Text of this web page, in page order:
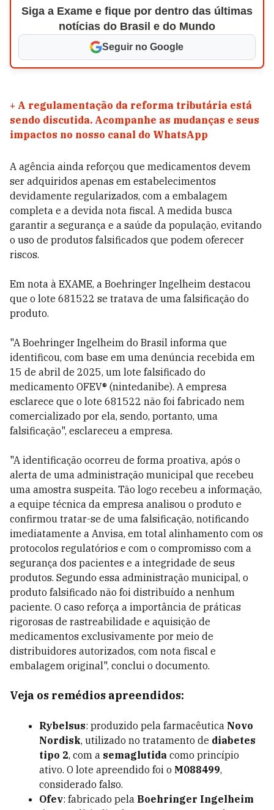
Siga a Exame e fique por dentro das últimas
notícias do Brasil e do Mundo
Seguir no Google
+ A regulamentação da reforma tributária está
sendo discutida. Acompanhe as mudanças e seus
impactos no nosso canal do WhatsApp
A agência ainda reforçou que medicamentos devem
ser adquiridos apenas em estabelecimentos
devidamente regularizados, com a embalagem
completa e a devida nota fiscal. A medida busca
garantir a segurança e a saúde da população, evitando
o uso de produtos falsificados que podem oferecer
riscos.
Em nota à EXAME, a Boehringer Ingelheim destacou
que o lote 681522 se tratava de uma falsificação do
produto.
"A Boehringer Ingelheim do Brasil informa que
identificou, com base em uma denúncia recebida em
15 de abril de 2025, um lote falsificado do
medicamento OFEV® (nintedanibe). A empresa
esclarece que o lote 681522 não foi fabricado nem
comercializado por ela, sendo, portanto, uma
falsificação", esclareceu a empresa.
"A identificação ocorreu de forma proativa, após o
alerta de uma administração municipal que recebeu
uma amostra suspeita. Tão logo recebeu a informação,
a equipe técnica da empresa analisou o produto e
confirmou tratar-se de uma falsificação, notificando
imediatamente a Anvisa, em total alinhamento com os
protocolos regulatórios e com o compromisso com a
segurança dos pacientes e a integridade de seus
produtos. Segundo essa administração municipal, o
produto falsificado não foi distribuído a nenhum
paciente. O caso reforça a importância de práticas
rigorosas de rastreabilidade e aquisição de
medicamentos exclusivamente por meio de
distribuidores autorizados, com nota fiscal e
embalagem original", conclui o documento.
Veja os remédios apreendidos:
Rybelsus: produzido pela farmacêutica Novo
Nordisk, utilizado no tratamento de diabetes
tipo 2, com a semaglutida como princípio
ativo. O lote apreendido foi o M088499,
considerado falso.
Ofev: fabricado pela Boehringer Ingelheim